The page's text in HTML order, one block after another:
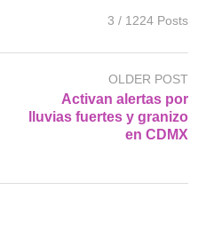
3 / 1224 Posts
OLDER POST
Activan alertas por
lluvias fuertes y granizo
en CDMX